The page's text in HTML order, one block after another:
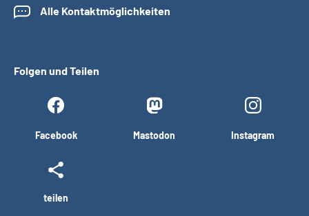
Alle Kontaktmöglichkeiten
Folgen und Teilen
Facebook Mastodon Instagram
teilen